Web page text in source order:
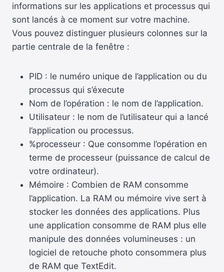
informations sur les applications et processus qui
sont lancés à ce moment sur votre machine.
Vous pouvez distinguer plusieurs colonnes sur la
partie centrale de la fenêtre :
PID : le numéro unique de l’application ou du
processus qui s’éxecute
Nom de l’opération : le nom de l’application.
Utilisateur : le nom de l’utilisateur qui a lancé
l’application ou processus.
%processeur : Que consomme l’opération en
terme de processeur (puissance de calcul de
votre ordinateur).
Mémoire : Combien de RAM consomme
l’application. La RAM ou mémoire vive sert à
stocker les données des applications. Plus
une application consomme de RAM plus elle
manipule des données volumineuses : un
logiciel de retouche photo consommera plus
de RAM que TextEdit.